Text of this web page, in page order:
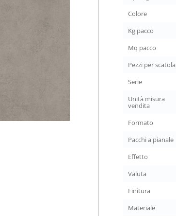
Colore
Kg pacco
Mq pacco
Pezzi per scatola
Serie
Unità misura
vendita
Formato
Pacchi a pianale
Effetto
Valuta
Finitura
Materiale